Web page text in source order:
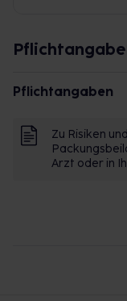
Pflichtangaben
Zu Risiken
Arzt oder in